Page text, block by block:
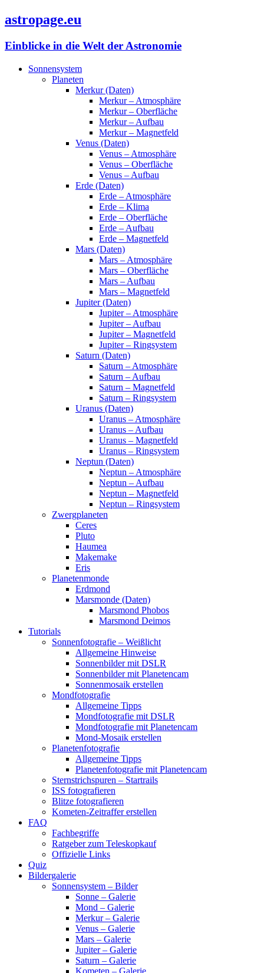
astropage.eu
Einblicke in die Welt der Astronomie
Sonnensystem
Planeten
Merkur (Daten)
Merkur – Atmosphäre
Merkur – Oberfläche
Merkur – Aufbau
Merkur – Magnetfeld
Venus (Daten)
Venus – Atmosphäre
Venus – Oberfläche
Venus – Aufbau
Erde (Daten)
Erde – Atmosphäre
Erde – Klima
Erde – Oberfläche
Erde – Aufbau
Erde – Magnetfeld
Mars (Daten)
Mars – Atmosphäre
Mars – Oberfläche
Mars – Aufbau
Mars – Magnetfeld
Jupiter (Daten)
Jupiter – Atmosphäre
Jupiter – Aufbau
Jupiter – Magnetfeld
Jupiter – Ringsystem
Saturn (Daten)
Saturn – Atmosphäre
Saturn – Aufbau
Saturn – Magnetfeld
Saturn – Ringsystem
Uranus (Daten)
Uranus – Atmosphäre
Uranus – Aufbau
Uranus – Magnetfeld
Uranus – Ringsystem
Neptun (Daten)
Neptun – Atmosphäre
Neptun – Aufbau
Neptun – Magnetfeld
Neptun – Ringsystem
Zwergplaneten
Ceres
Pluto
Haumea
Makemake
Eris
Planetenmonde
Erdmond
Marsmonde (Daten)
Marsmond Phobos
Marsmond Deimos
Tutorials
Sonnenfotografie – Weißlicht
Allgemeine Hinweise
Sonnenbilder mit DSLR
Sonnenbilder mit Planetencam
Sonnenmosaik erstellen
Mondfotografie
Allgemeine Tipps
Mondfotografie mit DSLR
Mondfotografie mit Planetencam
Mond-Mosaik erstellen
Planetenfotografie
Allgemeine Tipps
Planetenfotografie mit Planetencam
Sternstrichspuren – Startrails
ISS fotografieren
Blitze fotografieren
Kometen-Zeitraffer erstellen
FAQ
Fachbegriffe
Ratgeber zum Teleskopkauf
Offizielle Links
Quiz
Bildergalerie
Sonnensystem – Bilder
Sonne – Galerie
Mond – Galerie
Merkur – Galerie
Venus – Galerie
Mars – Galerie
Jupiter – Galerie
Saturn – Galerie
Kometen – Galerie